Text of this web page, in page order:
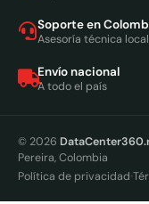
Soporte en
Asesoría técnica local
Envío nacional
A todo el país
© 2026
Pereira, Colombia
Política de privacidad·